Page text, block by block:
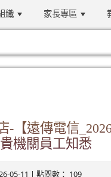
織 家長專區
-【遠傳電信
機關員工知悉
05-11 | 點閱數： 109